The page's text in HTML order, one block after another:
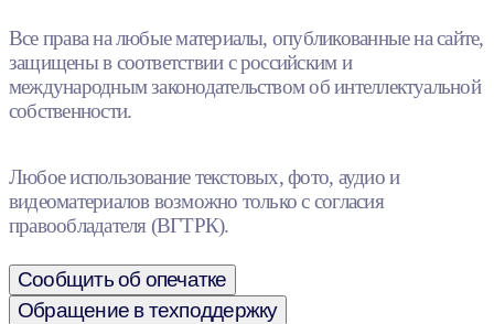
Все права на любые материалы, опубликованные на сайте,
защищены в соответствии с российским и
международным законодательством об интеллектуальной
собственности.
Любое использование текстовых, фото, аудио и
видеоматериалов возможно только с согласия
правообладателя (ВГТРК).
Сообщить об опечатке
Обращение в техподдержку